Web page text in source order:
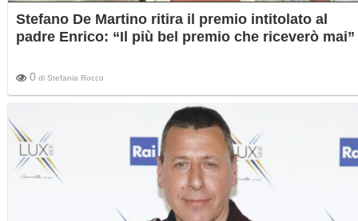
Stefano De Martino ritira il premio intitolato al
padre Enrico: “Il più bel premio che riceverò mai”
0 di Stefania Rocco